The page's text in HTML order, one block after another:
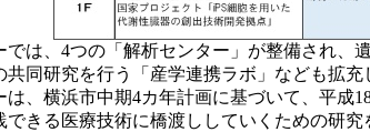
は、4つの「解析センター」が整備され
同研究を行う「産学連携ラボ」なども拡充
、横浜市中期4カ年計画に基づいて、平成
きる医療技術に橋渡ししていくための研究